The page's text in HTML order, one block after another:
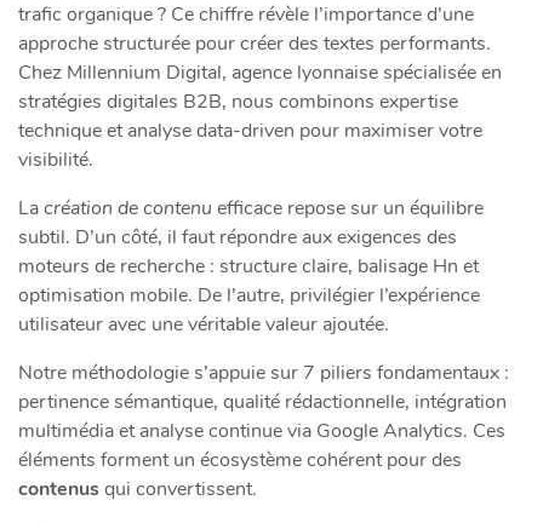
trafic organique ? Ce chiffre révèle l’importance d’une
approche structurée pour créer des textes performants.
Chez Millennium Digital, agence lyonnaise spécialisée en
stratégies digitales B2B, nous combinons expertise
technique et analyse data-driven pour maximiser votre
visibilité.
Lacréation de contenu efficace repose sur un équilibre
subtil. D’un côté, il faut répondre aux exigences des
moteurs de recherche : structure claire, balisage Hn et
optimisation mobile. De l’autre, privilégier l’expérience
utilisateur avec une véritable valeur ajoutée.
Notre méthodologie s’appuie sur 7 piliers fondamentaux :
pertinence sémantique, qualité rédactionnelle, intégration
multimédia et analyse continue via Google Analytics. Ces
éléments forment un écosystème cohérent pour des
contenusqui convertissent.